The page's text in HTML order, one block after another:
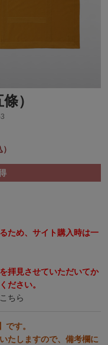
）
ため、サイト購入時は一
拝見させていただいてか
ださい。
ちら
です。
たしますので、備考欄に